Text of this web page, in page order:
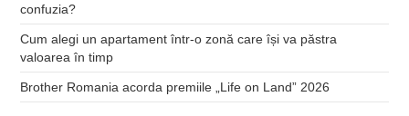
confuzia?
Cum alegi un apartament într-o zonă care își va păstra
valoarea în timp
Brother Romania acorda premiile „Life on Land” 2026